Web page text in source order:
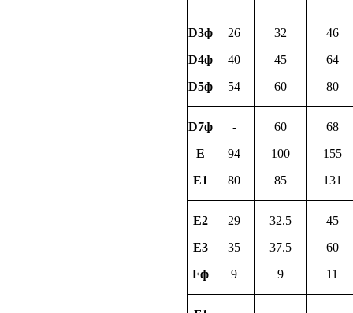
D3ф
D4ф
D5ф
26
40
54
32
45
60
46
64
80
D7ф
E
E1
-
94
80
60
100
85
68
155
131
E2
E3
Fф
29
35
9
32.5
37.5
9
45
60
11